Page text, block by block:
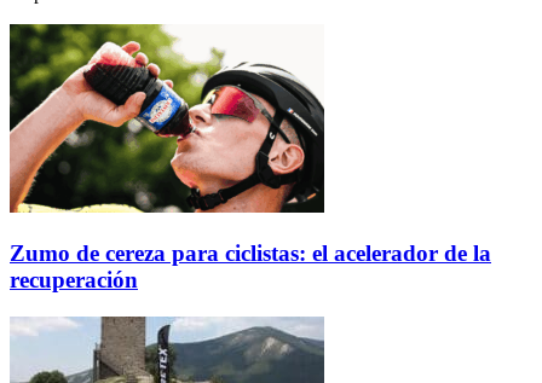
Zumo de cereza para ciclistas: el acelerador de la
recuperación